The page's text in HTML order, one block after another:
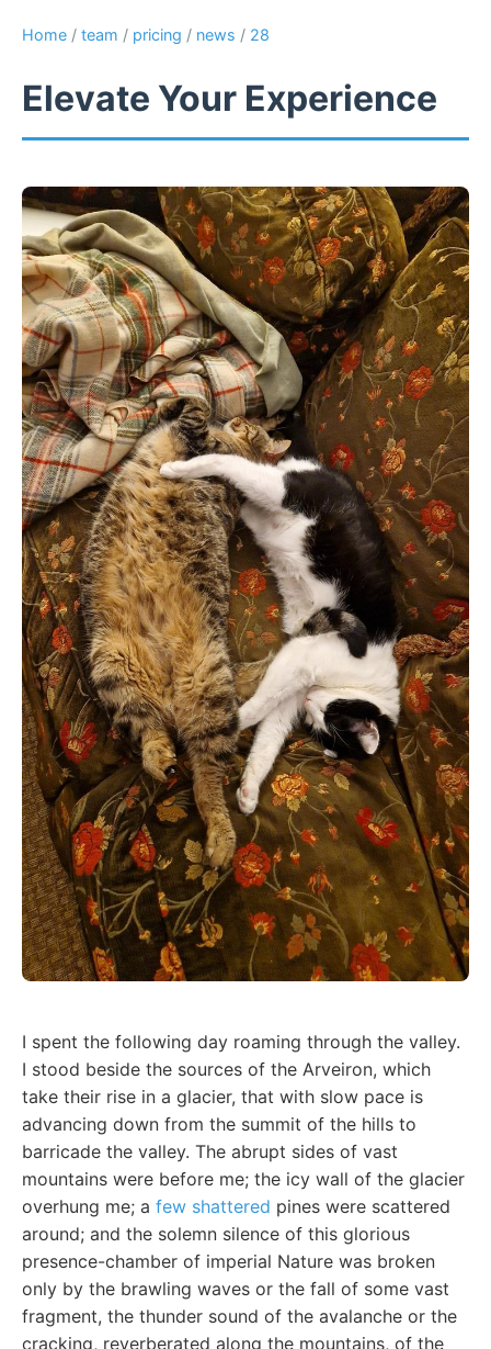
Home / team / pricing / news / 28
Elevate Your Experience
I spent the following day roaming through the valley.
I stood beside the sources of the Arveiron, which
take their rise in a glacier, that with slow pace is
advancing down from the summit of the hills to
barricade the valley. The abrupt sides of vast
mountains were before me; the icy wall of the glacier
overhung me; a few shattered pines were scattered
around; and the solemn silence of this glorious
presence-chamber of imperial Nature was broken
only by the brawling waves or the fall of some vast
fragment, the thunder sound of the avalanche or the
cracking, reverberated along the mountains, of the